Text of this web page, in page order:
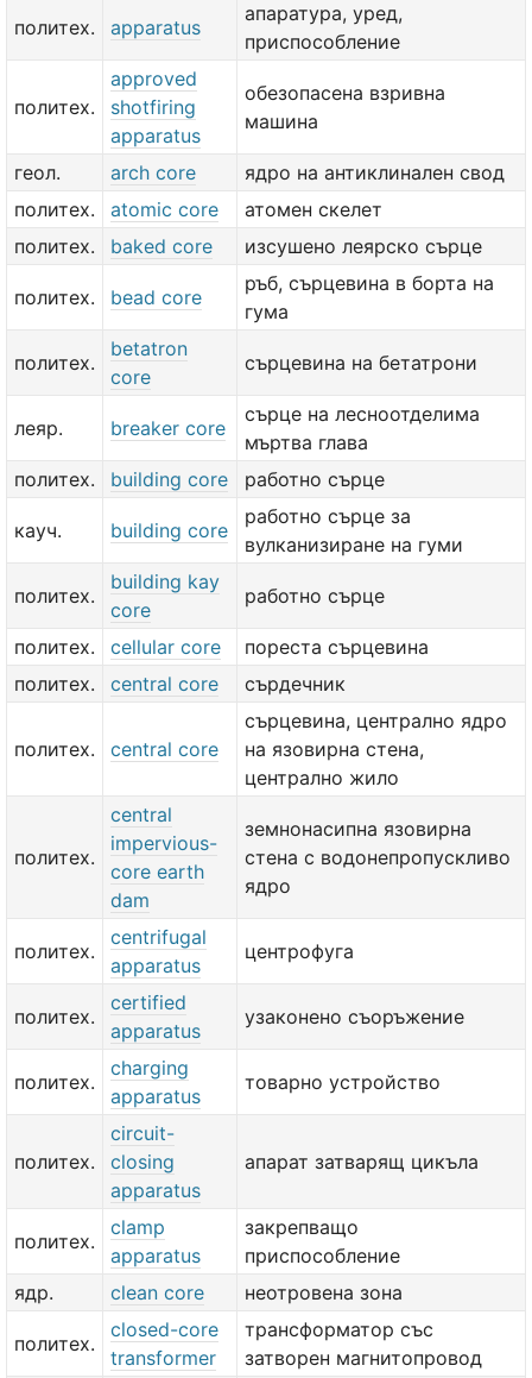
политех. apparatus
апаратура, уред,
приспособление
политех.
approved
shotfiring
apparatus
обезопасена взривна
машина
геол. arch core
ядро на антиклинален свод
политех.
atomic core
атомен скелет
политех.
baked core изсушено леярско сърце
политех. bead core
ръб, сърцевина в борта на
гума
политех.
betatron
core
сърцевина на бетатрони
леяр. breaker core
сърце на лесноотделима
мъртва глава
политех.
building core работно сърце
кауч. building core
работно сърце за
вулканизиране на гуми
политех.
building kay
core
работно сърце
политех. cellular core
пореста сърцевина
политех.
central core сърдечник
политех. central core
сърцевина, централно ядро
на язовирна стена,
централно жило
политех.
central
impervious-
core earth
dam
земнонасипна язовирна
стена с водонепропускливо
ядро
политех.
centrifugal
apparatus
центрофуга
политех.
certified
apparatus
узаконено съоръжение
политех.
charging
apparatus
товарно устройство
политех.
circuit-
closing
apparatus
апарат затварящ цикъла
политех.
clamp
apparatus
закрепващо
приспособление
ядр.
clean core неотровена зона
политех.
closed-core
transformer
трансформатор със
затворен магнитопровод